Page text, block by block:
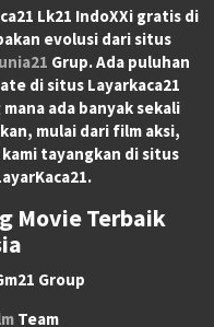
Lk21 IndoXXigratis di
evolusi dari situs
Grup. Ada puluhan
di situs Layarkaca21
ada banyak sekali
mulai dari film aksi,
tayangkan di situs
Movie Terbaik
Group
Team